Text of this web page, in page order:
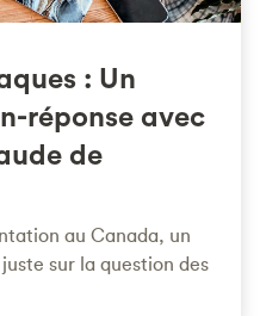
: Un
réponse avec
de
au Canada, un
sur la question des